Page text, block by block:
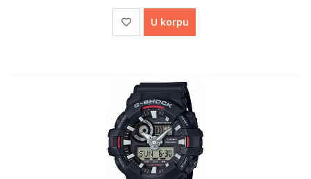
U korpu